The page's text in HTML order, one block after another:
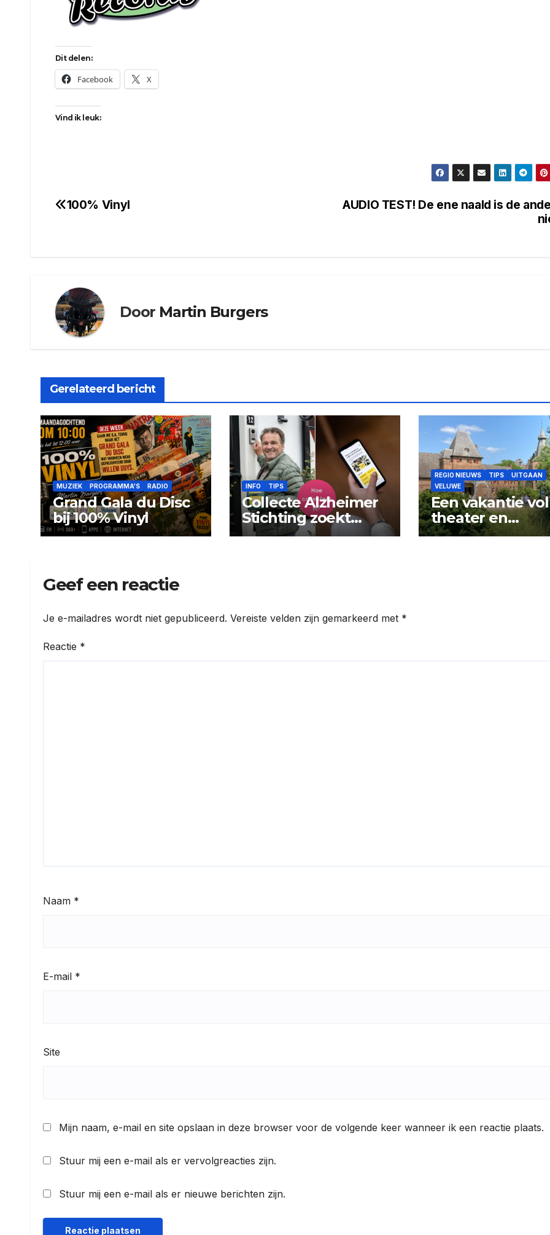
Dit delen:
Facebook X
Vind ik leuk:
Bericht
AUDIO TEST! De ene naald is de
100% Vinyl
Door Martin Burgers
Gerelateerd bericht
MUZIEK PROGRAMMA'S RADIO
Grand Gala du Disc
bij 100% Vinyl
INFO TIPS
Collecte Alzheimer
Stichting zoekt
collectanten
REGIO NIEUWS TIPS
UITGAAN
VELUWE
Een vakantie vol
theater en
avontuur op
Geef een reactie
Je e-mailadres wordt niet gepubliceerd. Vereiste velden zijn gemarkeerd met *
Reactie *
Naam *
E-mail *
Site
Mijn naam, e-mail en site opslaan in deze browser voor de volgende keer wanneer ik een reactie plaats.
Stuur mij een e-mail als er vervolgreacties zijn.
Stuur mij een e-mail als er nieuwe berichten zijn.